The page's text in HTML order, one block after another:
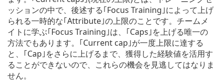
ッションの中で、後述する｢Focus Training｣によって上げ
られる一時的な｢Attribute｣の上限のことです。チームメ
イトに学ぶ｢Focus Training｣は、｢Caps｣を上げる唯一の
方法でもあります。｢Current cap｣が一度上限に達する
と、｢Cap｣をさらに上げるまで、獲得した経験値を活用す
ることができないので、これらの機会を見逃してはなりま
せん。